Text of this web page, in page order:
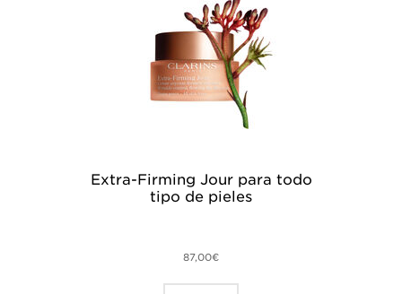
Extra-Firming Jour para todo
tipo de pieles
87,00€